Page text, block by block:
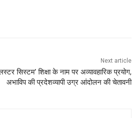
Next article
सिस्टम’ शिक्षा के नाम पर अव्यावहारिक प्रयोग,
अभाविप की प्रदेशव्यापी उग्र आंदोलन की चेतावनी